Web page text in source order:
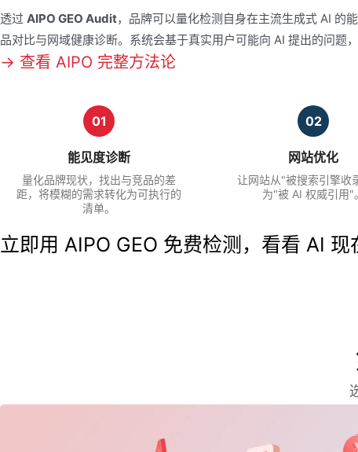
透过 AIPO GEO Audit，品牌可以量化检测自身在主流生成式 AI 的
品对比与网域健康诊断。系统会基于真实用户可能向 AI 提出的问
→ 查看 AIPO 完整方法论
01
能见度诊断
量化品牌现状，找出与竞品的差
距，将模糊的需求转化为可执行的
清单。
02
网站优化
让网站从"被搜索引擎收
为"被 AI 权威引用"。
立即用 AIPO GEO 免费检测，看看 AI